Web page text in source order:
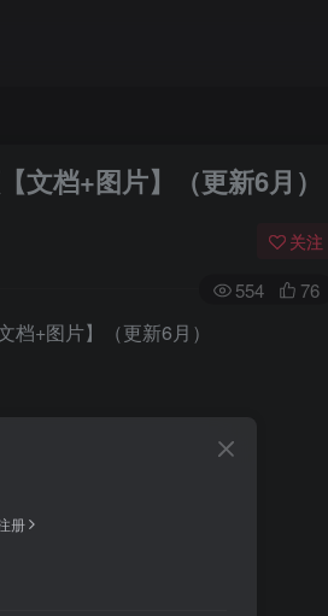
文档+图片】（更新6月）
关注
554 76
册